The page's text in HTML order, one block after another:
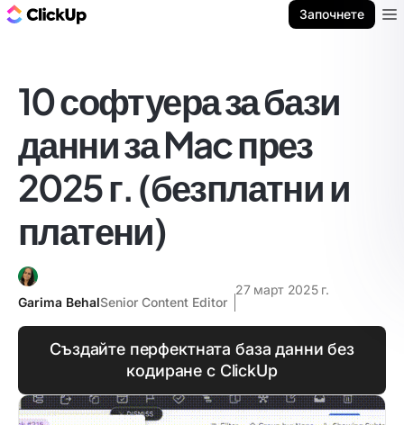
Започнете
10 софтуера за бази
данни за Mac през
2025 г. (безплатни и
платени)
Garima BehalSenior Content Editor
27 март 2025 г.
Създайте перфектната база данни без
кодиране с ClickUp